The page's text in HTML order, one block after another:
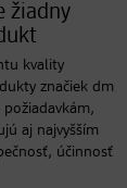
žiadny
kvality
značiek dm
aj najvyšším
účinnosť